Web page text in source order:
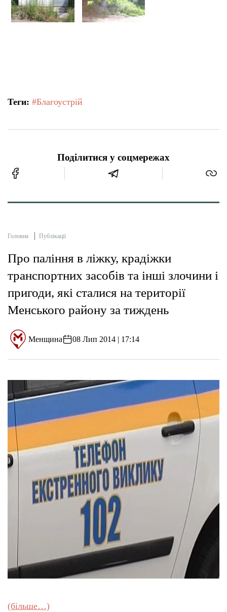
Теги: #Благоустрій
Поділитися у соцмережах
Головна Публікації
Про паління в ліжку, крадіжки
транспортних засобів та інші злочини і
пригоди, які сталися на території
Менського району за тиждень
Менщина 08 Лип 2014 | 17:14
(більше…)